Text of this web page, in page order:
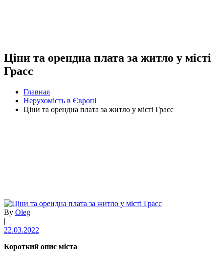
Ціни та орендна плата за житло у місті
Грасс
Главная
Нерухомість в Європі
Ціни та орендна плата за житло у місті Грасс
By Oleg
|
22.03.2022
Короткий опис міста